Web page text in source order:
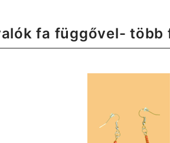
fa függővel- több